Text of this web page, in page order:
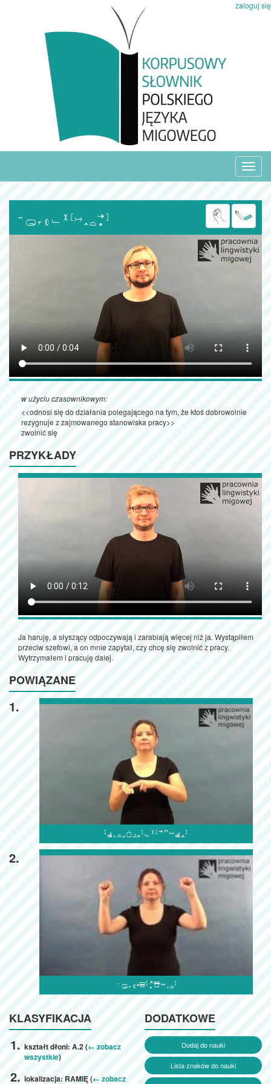
zaloguj się

w użyciu czasownikowym:
<<odnosi się do działania polegającego na tym, że ktoś dobrowolnie
rezygnuje z zajmowanego stanowiska pracy>>
zwolnić się
PRZYKŁADY
Ja haruję, a słyszący odpoczywają i zarabiają więcej niż ja. Wystąpiłem
przeciw szefowi, a on mnie zapytał, czy chcę się zwolnić z pracy.
Wytrzymałem i pracuję dalej.
POWIĄZANE
1.

2.

KLASYFIKACJA
kształt dłoni: A.2 (← zobacz
wszystkie)
lokalizacja: RAMIĘ (← zobacz
DODATKOWE
Dodaj do nauki
Lista znaków do nauki